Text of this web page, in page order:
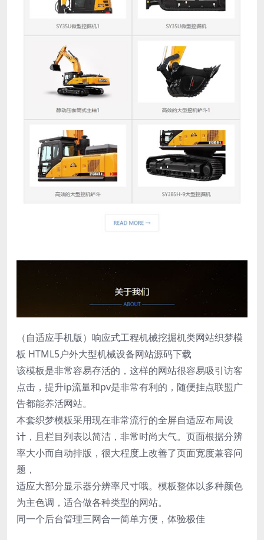
（自适应手机版）响应式工程机械挖掘机类网站织梦模
板 HTML5户外大型机械设备网站源码下载
该模板是非常容易存活的，这样的网站很容易吸引访客
点击，提升ip流量和pv是非常有利的，随便挂点联盟广
告都能养活网站。
本套织梦模板采用现在非常流行的全屏自适应布局设
计，且栏目列表以简洁，非常时尚大气。页面根据分辨
率大小而自动排版，很大程度上改善了页面宽度兼容问
题，
适应大部分显示器分辨率尺寸哦。模板整体以多种颜色
为主色调，适合做各种类型的网站。
同一个后台管理三网合一简单方便，体验极佳